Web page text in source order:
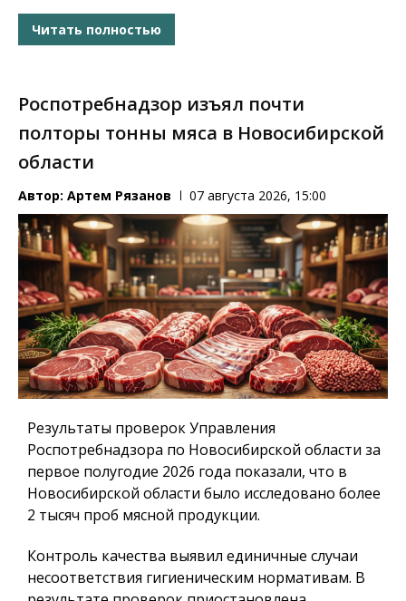
Читать полностью
Роспотребнадзор изъял почти
полторы тонны мяса в Новосибирской
области
Автор: Артем Рязанов 07 августа 2026, 15:00
Результаты проверок Управления
Роспотребнадзора по Новосибирской области за
первое полугодие 2026 года показали, что в
Новосибирской области было исследовано более
2 тысяч проб мясной продукции.
Контроль качества выявил единичные случаи
несоответствия гигиеническим нормативам. В